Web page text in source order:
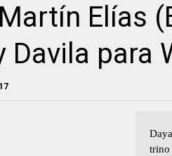
Elías
Davila para
trino